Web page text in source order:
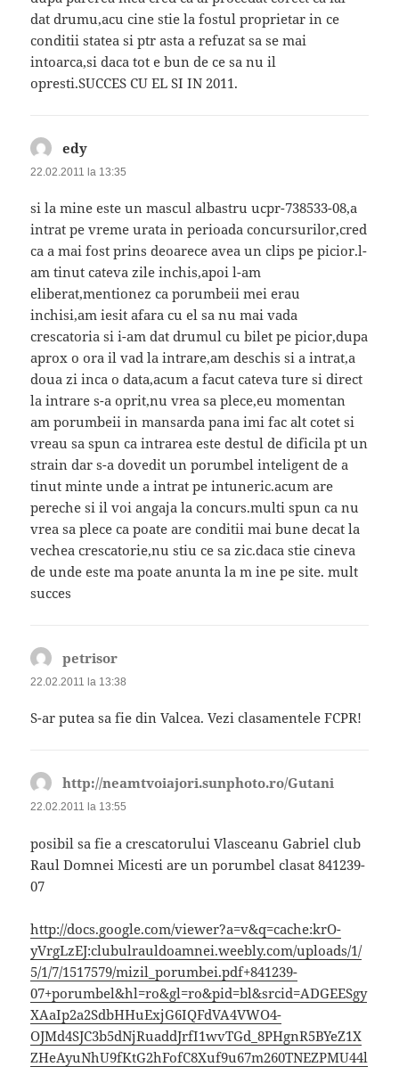
dat drumu,acu cine stie la fostul proprietar in ce
conditii statea si ptr asta a refuzat sa se mai
intoarca,si daca tot e bun de ce sa nu il
opresti.SUCCES CU EL SI IN 2011.
edy
22.02.2011 la 13:35
si la mine este un mascul albastru ucpr-738533-08,a
intrat pe vreme urata in perioada concursurilor,cred
ca a mai fost prins deoarece avea un clips pe picior.l-
am tinut cateva zile inchis,apoi l-am
eliberat,mentionez ca porumbeii mei erau
inchisi,am iesit afara cu el sa nu mai vada
crescatoria si i-am dat drumul cu bilet pe picior,dupa
aprox o ora il vad la intrare,am deschis si a intrat,a
doua zi inca o data,acum a facut cateva ture si direct
la intrare s-a oprit,nu vrea sa plece,eu momentan
am porumbeii in mansarda pana imi fac alt cotet si
vreau sa spun ca intrarea este destul de dificila pt un
strain dar s-a dovedit un porumbel inteligent de a
tinut minte unde a intrat pe intuneric.acum are
pereche si il voi angaja la concurs.multi spun ca nu
vrea sa plece ca poate are conditii mai bune decat la
vechea crescatorie,nu stiu ce sa zic.daca stie cineva
de unde este ma poate anunta la m ine pe site. mult
succes
petrisor
22.02.2011 la 13:38
S-ar putea sa fie din Valcea. Vezi clasamentele FCPR!
http://neamtvoiajori.sunphoto.ro/Gutani
22.02.2011 la 13:55
posibil sa fie a crescatorului Vlasceanu Gabriel club
Raul Domnei Micesti are un porumbel clasat 841239-
07
http://docs.google.com/viewer?a=v&q=cache:krO-
yVrgLzEJ:clubulrauldoamnei.weebly.com/uploads/1/
5/1/7/1517579/mizil_porumbei.pdf+841239-
07+porumbel&hl=ro&gl=ro&pid=bl&srcid=ADGEESgy
XAaIp2a2SdbHHuExjG6IQFdVA4VWO4-
OJMd4SJC3b5dNjRuaddJrfI1wvTGd_8PHgnR5BYeZ1X
ZHeAyuNhU9fKtG2hFofC8Xuf9u67m260TNEZPMU44l